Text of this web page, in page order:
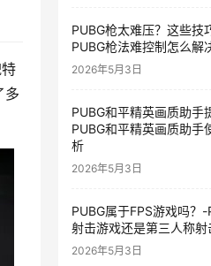
多
PUBG枪太难压？这些技
PUBG枪法难控制怎么解
2026年5月3日
PUBG和平精英画质助手
PUBG和平精英画质助手
析
2026年5月3日
PUBG属于FPS游戏吗？
射击游戏还是第三人称射
2026年5月3日